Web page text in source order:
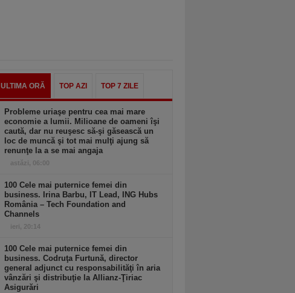
ULTIMA ORĂ TOP AZI TOP 7 ZILE
Probleme uriaşe pentru cea mai mare
economie a lumii. Milioane de oameni îşi
caută, dar nu reuşesc să-şi găsească un
loc de muncă şi tot mai mulţi ajung să
renunţe la a se mai angaja
astăzi, 06:00
100 Cele mai puternice femei din
business. Irina Barbu, IT Lead, ING Hubs
România – Tech Foundation and
Channels
ieri, 20:14
100 Cele mai puternice femei din
business. Codruţa Furtună, director
general adjunct cu responsabilităţi în aria
vânzări şi distribuţie la Allianz-Ţiriac
Asigurări